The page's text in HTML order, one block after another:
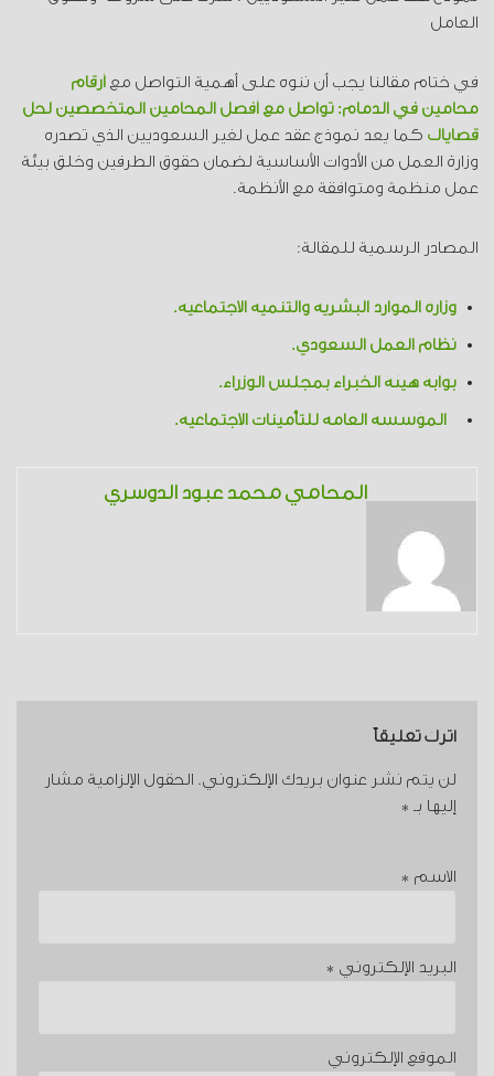
العامل
في ختام مقالنا يجب أن ننوه على أهمية التواصل مع أرقام
محامين في الدمام: تواصل مع أفضل المحامين المتخصصين لحل
قضاياك كما يعد نموذج عقد عمل لغير السعوديين الذي تصدره
وزارة العمل من الأدوات الأساسية لضمان حقوق الطرفين وخلق بيئة
عمل منظمة ومتوافقة مع الأنظمة.
المصادر الرسمية للمقالة:
وزارة الموارد البشرية والتنمية الاجتماعية.
نظام العمل السعودي.
بوابة هيئة الخبراء بمجلس الوزراء.
المؤسسة العامة للتأمينات الاجتماعية.
المحامي محمد عبود الدوسري
اترك تعليقاً
لن يتم نشر عنوان بريدك الإلكتروني. الحقول الإلزامية مشار
إليها بـ *
الاسم *
البريد الإلكتروني *
الموقع الإلكتروني